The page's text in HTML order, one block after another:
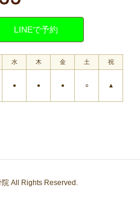
LINEで予約
水 木 金 土 祝
● ● ● ○ ▲
All Rights Reserved.